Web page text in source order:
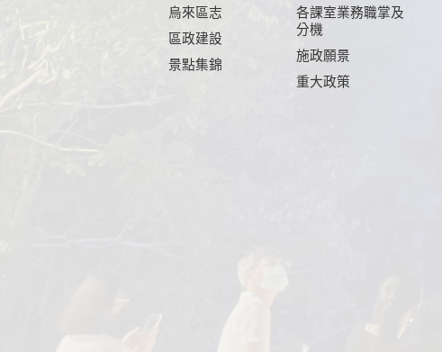
烏來區志
區政建設
景點集錦
各課室業務職掌及
分機
施政願景
重大政策